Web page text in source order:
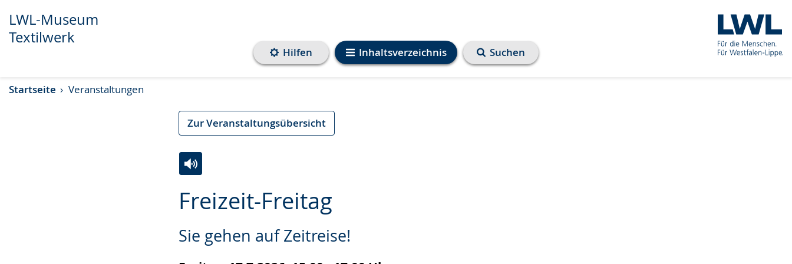
Transkript anzeigen
Abspielen
Pausieren
LWL-Museum
Textilwerk
Inhaltsverzeichnis
Hilfen Suchen
Startseite Veranstaltungen
Zur Veranstaltungsübersicht
Freizeit-Freitag
Sie gehen auf Zeitreise!
Leichten
wechseln.
Audio-
Video
Deutscher